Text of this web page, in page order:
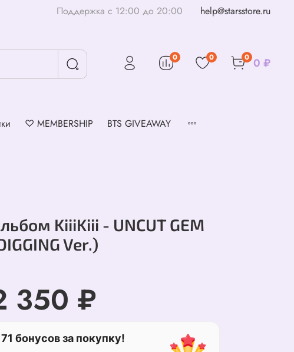
Поддержка с 12:00 до 20:00 help@starsstore.ru
0 0 0 0 ₽
♡ MEMBERSHIP BTS GIVEAWAY
KiiiKiii - UNCUT GEM
Ver.)
350 ₽
71 бонусов за покупку!